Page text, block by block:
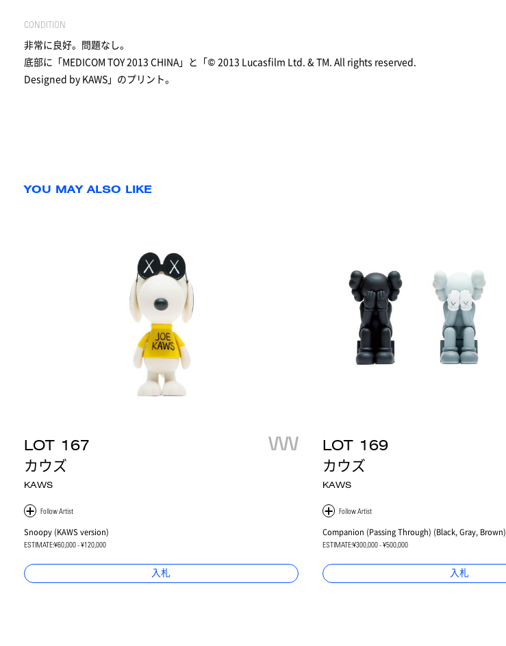
CONDITION
非常に良好。問題なし。
底部に「MEDICOM TOY 2013 CHINA」と「© 2013 Lucasfilm Ltd. & TM. All rights reserved.
Designed by KAWS」のプリント。
YOU MAY ALSO LIKE
LOT 167
カウズ
KAWS
Snoopy (KAWS version)
ESTIMATE:¥60,000 - ¥120,000
入札
LOT 169
カウズ
KAWS
Companion (Passing Through) (Black, Gray, Brown)
ESTIMATE:¥300,000 - ¥500,000
入札